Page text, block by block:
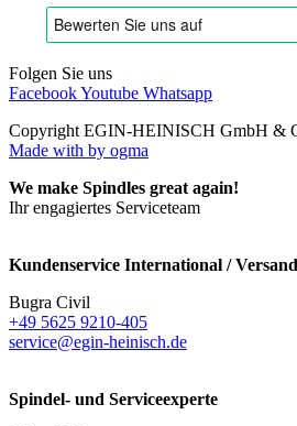
Folgen Sie uns
FacebookYoutube Whatsapp
Copyright EGIN-HEINISCH GmbH &
Made with by ogma
We make Spindles great again!
Ihr engagiertes Serviceteam
Kundenservice International / Versand
Bugra Civil
+49 5625 9210-405
service@egin-heinisch.de
Spindel- und Serviceexperte